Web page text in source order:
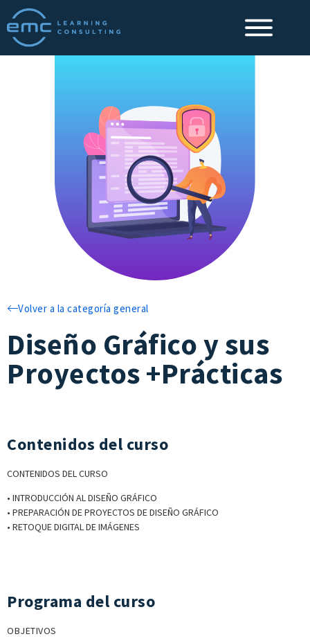
Volver a la categoría general
Diseño Gráfico y sus
Proyectos +Prácticas
Contenidos del curso
CONTENIDOS DEL CURSO
• INTRODUCCIÓN AL DISEÑO GRÁFICO
• PREPARACIÓN DE PROYECTOS DE DISEÑO GRÁFICO
• RETOQUE DIGITAL DE IMÁGENES
Programa del curso
OBJETIVOS